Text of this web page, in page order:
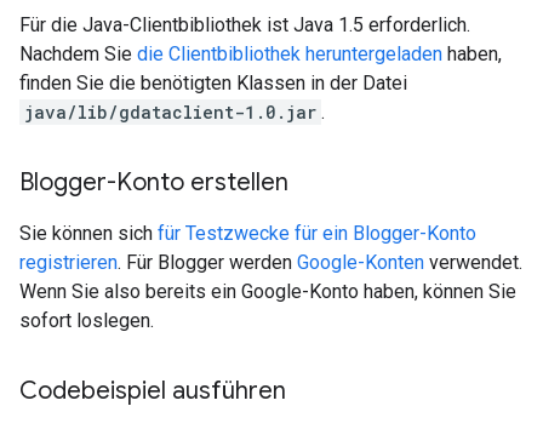
Für die Java-Clientbibliothek ist Java 1.5 erforderlich.
Nachdem Sie die Clientbibliothek heruntergeladen haben,
finden Sie die benötigten Klassen in der Datei
java/lib/gdataclient-1.0.jar .
Blogger-Konto erstellen
Sie können sich für Testzwecke für ein Blogger-Konto
registrieren. Für Blogger werden Google-Konten verwendet.
Wenn Sie also bereits ein Google-Konto haben, können Sie
sofort loslegen.
Codebeispiel ausführen